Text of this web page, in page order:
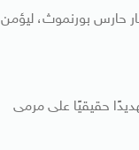
نيكو أوريلي بقوة على يسار حارس بورنموث، ليؤمن
في الدقيقة 70، لكن كرته لم تشكل تهديدًا حقيقيًا على مرمى